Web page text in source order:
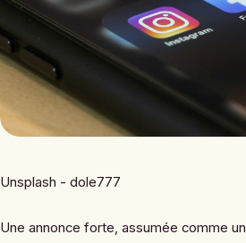
Unsplash - dole777
Une annonce forte, assumée comme